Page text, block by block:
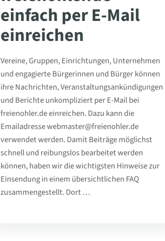
einfach per E-Mail
einreichen
Vereine, Gruppen, Einrichtungen, Unternehmen
und engagierte Bürgerinnen und Bürger können
ihre Nachrichten, Veranstaltungsankündigungen
und Berichte unkompliziert per E-Mail bei
freienohler.de einreichen. Dazu kann die
Emailadresse webmaster@freienohler.de
verwendet werden. Damit Beiträge möglichst
schnell und reibungslos bearbeitet werden
können, haben wir die wichtigsten Hinweise zur
Einsendung in einem übersichtlichen FAQ
zusammengestellt. Dort …